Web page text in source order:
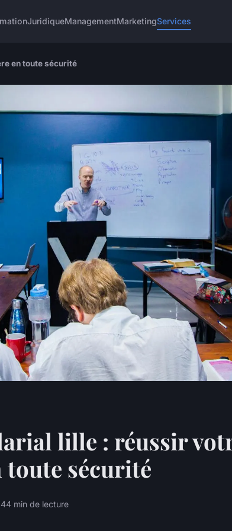
JuridiqueManagementMarketingServices
en toute sécurité
lille : réussir
sécurité
4 min de lecture